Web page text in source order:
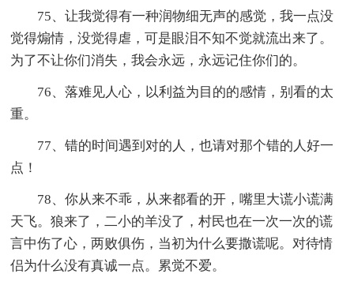
75、让我觉得有一种润物细无声的感觉，我一点没
觉得煽情，没觉得虐，可是眼泪不知不觉就流出来了。
为了不让你们消失，我会永远，永远记住你们的。
76、落难见人心，以利益为目的的感情，别看的太
重。
77、错的时间遇到对的人，也请对那个错的人好一
点！
78、你从来不乖，从来都看的开，嘴里大谎小谎满
天飞。狼来了，二小的羊没了，村民也在一次一次的谎
言中伤了心，两败俱伤，当初为什么要撒谎呢。对待情
侣为什么没有真诚一点。累觉不爱。